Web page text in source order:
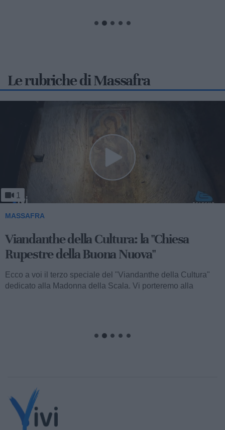
Le rubriche di Massafra
1
MASSAFRA
Viandanthe della Cultura: la "Chiesa
Rupestre della Buona Nuova"
Ecco a voi il terzo speciale del "Viandanthe della Cultura"
dedicato alla Madonna della Scala. Vi porteremo alla